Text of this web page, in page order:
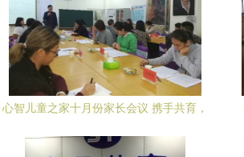
心智儿童之家十月份家长会议 携手共育，